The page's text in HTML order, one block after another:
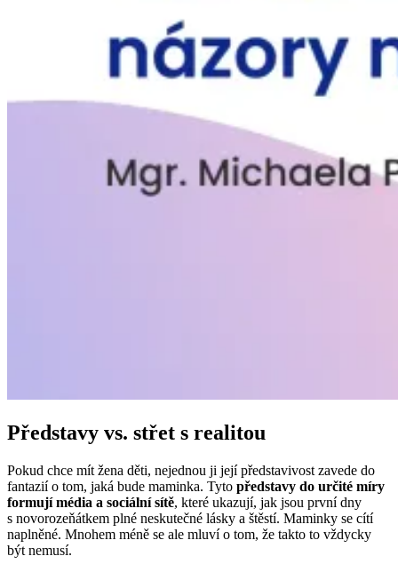
Představy vs. střet s realitou
Pokud chce mít žena děti, nejednou ji její představivost zavede do
fantazií o tom, jaká bude maminka. Tyto představy do určité míry
formují média a sociální sítě, které ukazují, jak jsou první dny
s novorozeňátkem plné neskutečné lásky a štěstí. Maminky se cítí
naplněné. Mnohem méně se ale mluví o tom, že takto to vždycky
být nemusí.